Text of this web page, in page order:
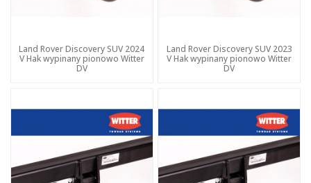
Land Rover Discovery SUV 2024
V Hak wypinany pionowo Witter
DV
Land Rover Discovery SUV 2023
V Hak wypinany pionowo Witter
DV